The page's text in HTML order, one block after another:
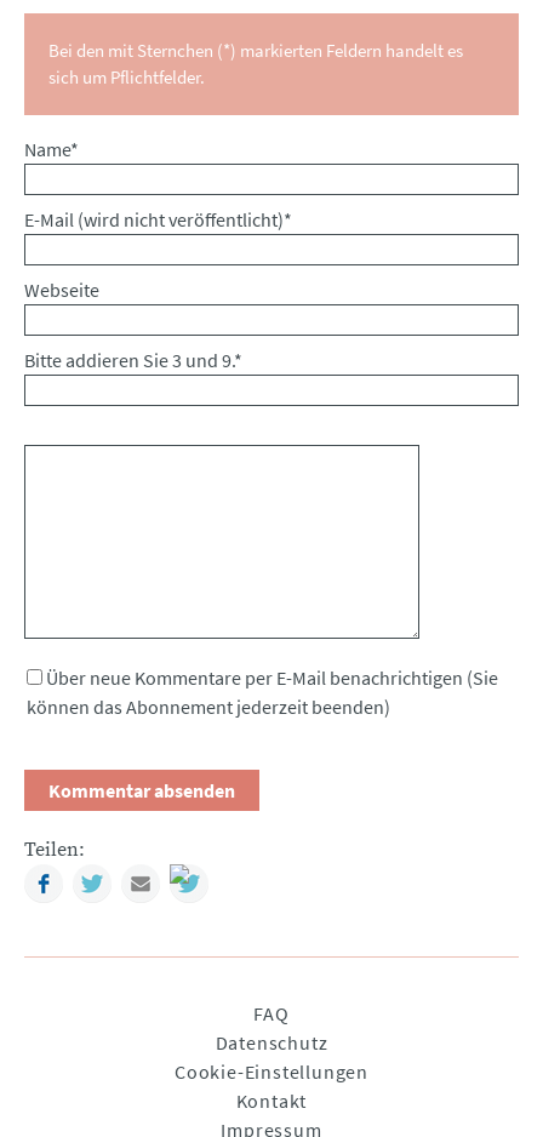
Bei den mit Sternchen (*) markierten Feldern handelt es
sich um Pflichtfelder.
Pflichtfeld
Name*
Pflichtfeld
E-Mail (wird nicht veröffentlicht)*
Webseite
Bitte addieren Sie 3 und 9.*
Über neue Kommentare per E-Mail benachrichtigen (Sie
können das Abonnement jederzeit beenden)
Teilen:
FacebookTwitterMail
FAQ
Datenschutz
Cookie-Einstellungen
Kontakt
Impressum